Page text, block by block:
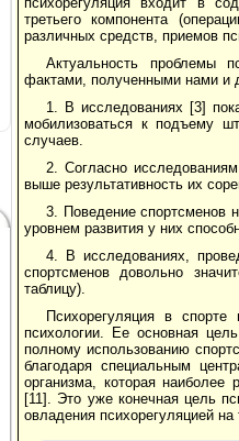
третьего компонента
различных средств, приемов
Актуальность проблемы
фактами, полученными нами и
1. В исследованиях [3]
мобилизоваться к подъему
случаев.
2. Согласно
выше результативность их
3. Поведение спортсменов
уровнем развития у них
4. В исследованиях,
спортсменов довольно
таблицу).
Психорегуляция в спорте
психологии. Ее основная
полному использованию
благодаря специальным
организма, которая наиболее
[11]. Это уже конечная цель
овладения психорегуляцией на